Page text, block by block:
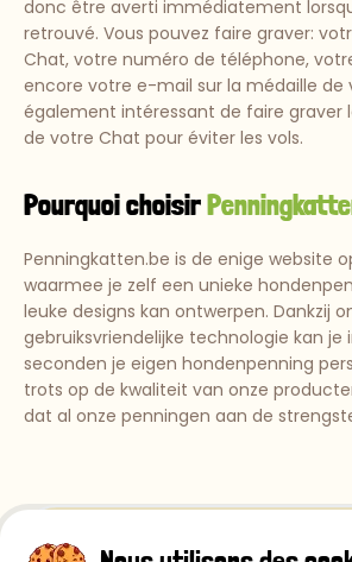
donc être averti immédiatement
retrouvé. Vous pouvez faire graver:
Chat, votre numéro de téléphone,
encore votre e-mail sur la médaille de
également intéressant de faire graver
de votre Chat pour éviter les vols.
Pourquoi choisir
Penningkatten.be is de enige website
waarmee je zelf een unieke
leuke designs kan ontwerpen. Dankzij
gebruiksvriendelijke technologie kan je
seconden je eigen hondenpenning
trots op de kwaliteit van onze
dat al onze penningen aan de